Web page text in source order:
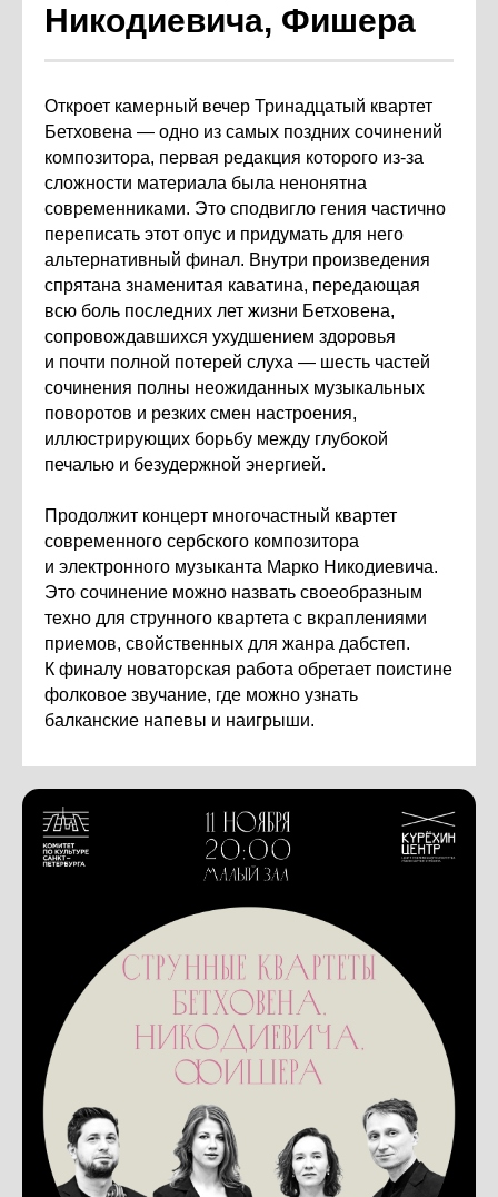
Никодиевича, Фишера
Откроет камерный вечер Тринадцатый квартет
Бетховена — одно из самых поздних сочинений
композитора, первая редакция которого из-за
сложности материала была ненонятна
современниками. Это сподвигло гения частично
переписать этот опус и придумать для него
альтернативный финал. Внутри произведения
спрятана знаменитая каватина, передающая
всю боль последних лет жизни Бетховена,
сопровождавшихся ухудшением здоровья
и почти полной потерей слуха — шесть частей
сочинения полны неожиданных музыкальных
поворотов и резких смен настроения,
иллюстрирующих борьбу между глубокой
печалью и безудержной энергией.
Продолжит концерт многочастный квартет
современного сербского композитора
и электронного музыканта Марко Никодиевича.
Это сочинение можно назвать своеобразным
техно для струнного квартета с вкраплениями
приемов, свойственных для жанра дабстеп.
К финалу новаторская работа обретает поистине
фолковое звучание, где можно узнать
балканские напевы и наигрыши.